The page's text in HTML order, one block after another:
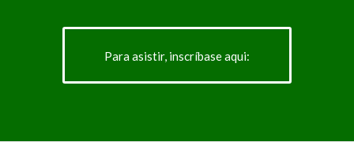
Para asistir, inscríbase aqui: